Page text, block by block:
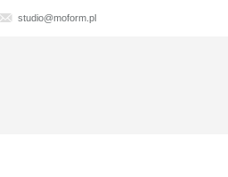
studio@moform.pl